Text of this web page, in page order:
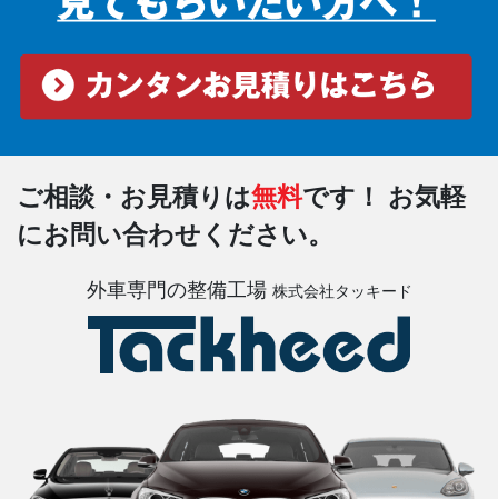
ご相談・お見積りは無料です！
お気軽
にお問い合わせください。
外車専門の整備工場 株式会社タッキード